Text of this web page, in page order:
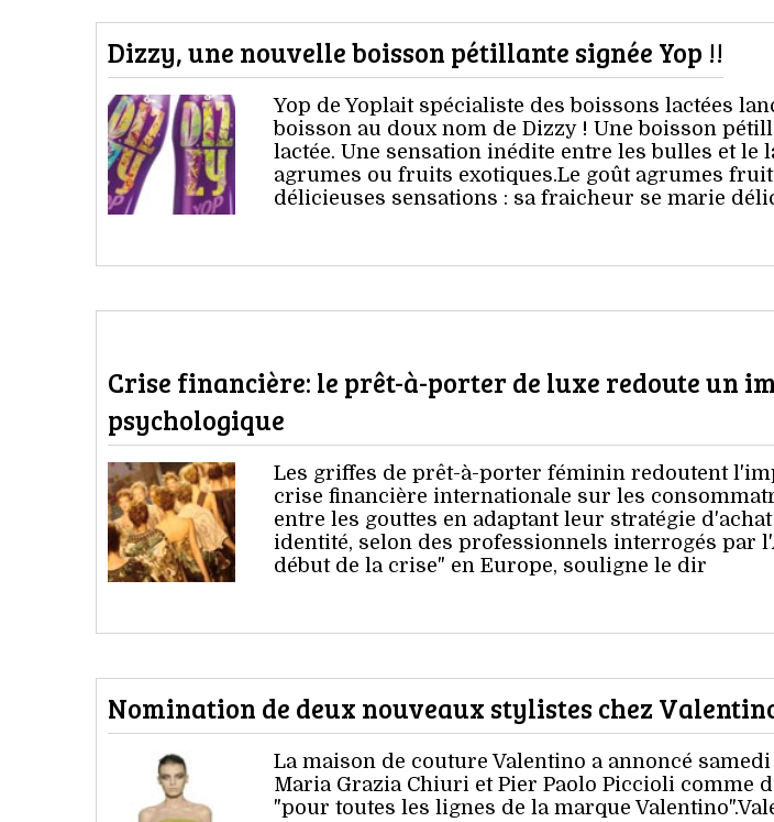
Dizzy, une nouvelle boisson pétillante signée Yop !!
Yop de Yoplait spécialiste des boissons lactées
boisson au doux nom de Dizzy ! Une boisson
lactée. Une sensation inédite entre les bulles et le
agrumes ou fruits exotiques.Le goût agrumes
délicieuses sensations : sa fraicheur se marie
Crise financière: le prêt-à-porter de luxe redoute un
psychologique
Les griffes de prêt-à-porter féminin redoutent
crise financière internationale sur les
entre les gouttes en adaptant leur stratégie
identité, selon des professionnels interrogés par
début de la crise" en Europe, souligne le dir
Nomination de deux nouveaux stylistes chez
La maison de couture Valentino a annoncé
Maria Grazia Chiuri et Pier Paolo Piccioli comme
"pour toutes les lignes de la marque